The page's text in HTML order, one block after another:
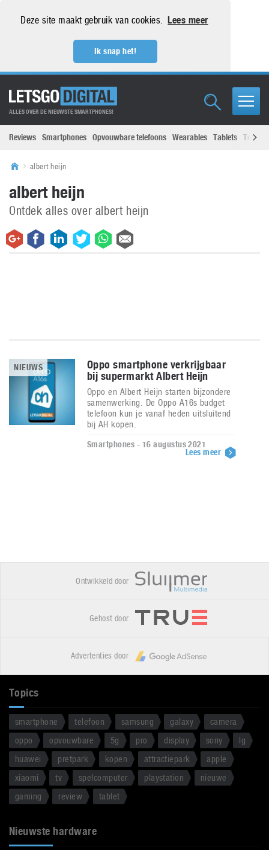
Deze site maakt gebruik van cookies. Lees meer
Ik snap het!
ALLES OVER DE NIEUWSTE SMARTPHONES!
Reviews Smartphones Opvouwbare telefoons Wearables Tablets
albert heijn
albert heijn
Ontdek alles over albert heijn
NIEUWS
Oppo smartphone verkrijgbaar
bij supermarkt Albert Heijn
Oppo en Albert Heijn starten bijzondere
samenwerking. De Oppo A16s budget
telefoon kun je vanaf heden uitsluitend
bij AH kopen.
Smartphones - 16 augustus 2021
Lees meer
Ontwikkeld door
Gehost door
Advertenties door
Topics
smartphone telefoon samsung galaxy
camera
oppo
opvouwbare 5g pro display sony
lg
huawei
pretpark kopen attractiepark
apple
xiaomi
tv spelcomputer playstation
nieuwe
gaming
review tablet
Nieuwste hardware